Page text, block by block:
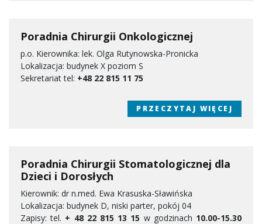
Poradnia Chirurgii Onkologicznej
p.o. Kierownika: lek. Olga Rutynowska-Pronicka
Lokalizacja: budynek X poziom S
Sekretariat tel: +48 22 815 11 75
PRZECZYTAJ WIĘCEJ
Poradnia Chirurgii Stomatologicznej dla
Dzieci i Dorosłych
Kierownik: dr n.med. Ewa Krasuska-Sławińska
Lokalizacja: budynek D, niski parter, pokój 04
Zapisy: tel. + 48 22 815 13 15 w godzinach 10.00-15.30